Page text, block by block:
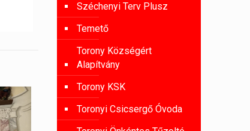
Széchenyi Terv Plusz
Temető
Torony Községért
Alapítvány
Torony KSK
Toronyi Csicsergő Óvoda